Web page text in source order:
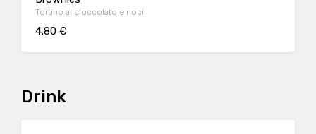
Tortino al cioccolato e noci
4.80 €
Drink